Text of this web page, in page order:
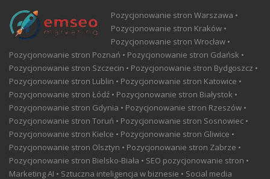
Pozycjonowanie stron Warszawa •
Pozycjonowanie stron Kraków •
Pozycjonowanie stron Wrocław •
Pozycjonowanie stron Poznań • Pozycjonowanie stron Gdańsk •
Pozycjonowanie stron Szczecin • Pozycjonowanie stron Bydgoszcz •
Pozycjonowanie stron Lublin • Pozycjonowanie stron Katowice •
Pozycjonowanie stron Łódź • Pozycjonowanie stron Białystok •
Pozycjonowanie stron Gdynia • Pozycjonowanie stron Rzeszów •
Pozycjonowanie stron Toruń • Pozycjonowanie stron Sosnowiec •
Pozycjonowanie stron Kielce • Pozycjonowanie stron Gliwice •
Pozycjonowanie stron Olsztyn • Pozycjonowanie stron Zabrze •
Pozycjonowanie stron Bielsko-Biała • SEO pozycjonowanie stron •
Marketing AI • Sztuczna inteligencja w biznesie • Social media